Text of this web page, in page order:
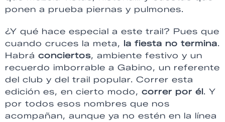
ponen a prueba piernas y pulmones.
¿Y qué hace especial a este trail? Pues que
cuando cruces la meta, la fiesta no termina.
Habrá conciertos, ambiente festivo y un
recuerdo imborrable a Gabino, un referente
del club y del trail popular. Correr esta
edición es, en cierto modo, correr por él. Y
por todos esos nombres que nos
acompañan, aunque ya no estén en la línea